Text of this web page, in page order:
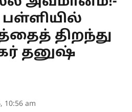
பள்ளியில்
திறந்து
தனுஷ்
10:56 am